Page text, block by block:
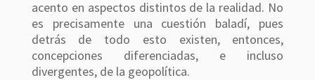
acento en aspectos distintos de la realidad. No
es precisamente una cuestión baladí, pues
detrás de todo esto existen, entonces,
concepciones diferenciadas, e incluso
divergentes, de la geopolítica.